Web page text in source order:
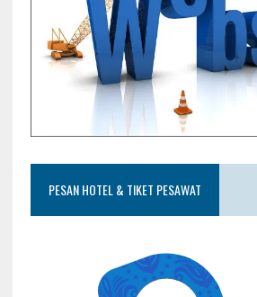
PESAN HOTEL & TIKET PESAWAT